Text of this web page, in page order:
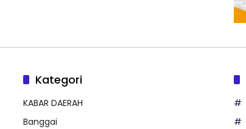
Kategori
KABAR DAERAH
Banggai